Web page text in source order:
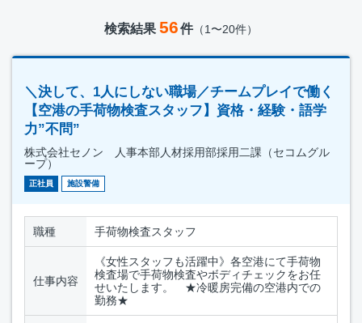
検索結果 56件（1〜20件）
＼決して、1人にしない職場／チームプレイで働く
【空港の手荷物検査スタッフ】資格・経験・語学
力”不問”
株式会社セノン 人事本部人材採用部採用二課（セコムグル
ープ）
正社員 施設警備
職種 手荷物検査スタッフ
仕事内容
《女性スタッフも活躍中》各空港にて手荷物
検査場で手荷物検査やボディチェックをお任
せいたします。 ★冷暖房完備の空港内での
勤務★